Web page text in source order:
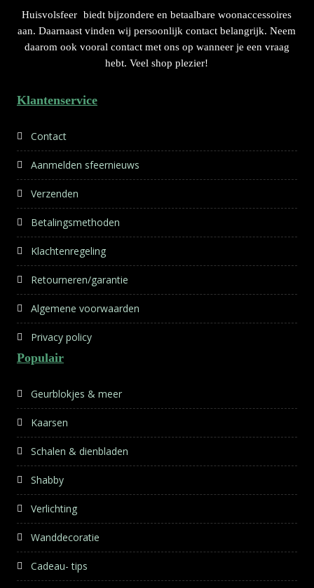
Huisvolsfeer biedt bijzondere en betaalbare woonaccessoires
aan. Daarnaast vinden wij persoonlijk contact belangrijk. Neem
daarom ook vooral contact met ons op wanneer je een vraag
hebt. Veel shop plezier!
Klantenservice
Contact
Aanmelden sfeernieuws
Verzenden
Betalingsmethoden
Klachtenregeling
Retourneren/garantie
Algemene voorwaarden
Privacy policy
Populair
Geurblokjes & meer
Kaarsen
Schalen & dienbladen
Shabby
Verlichting
Wanddecoratie
Cadeau- tips